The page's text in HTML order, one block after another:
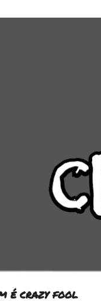
É CRAZY FOOL